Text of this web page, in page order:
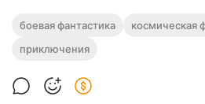
38. Аудиокнига
гладиаторы-3»
Продолжительность: 10 ч. 42 мин.
боевая фантастика
космическая
приключения